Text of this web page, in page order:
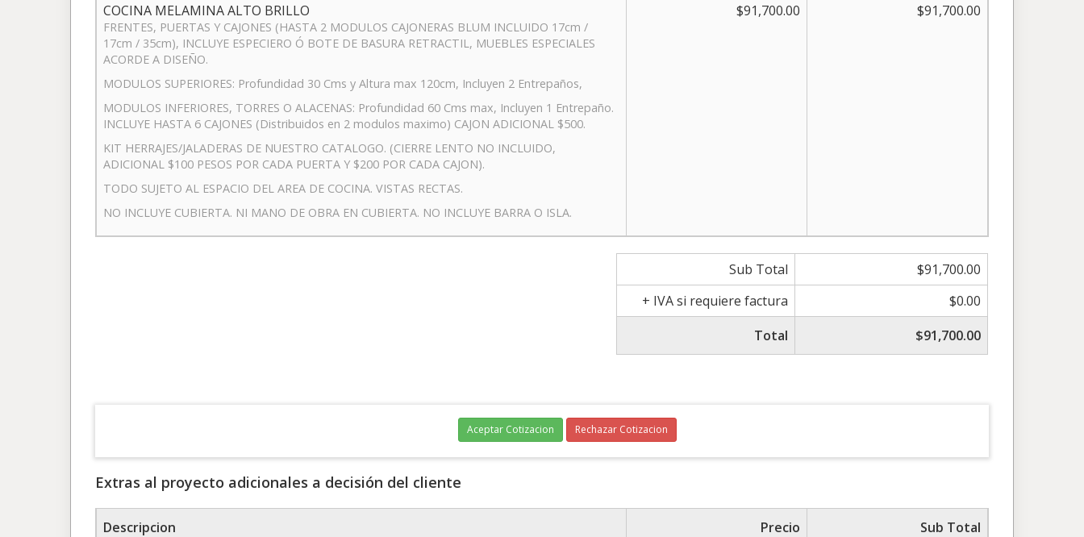
COCINA MELAMINA ALTO BRILLO
FRENTES, PUERTAS Y CAJONES (HASTA 2 MODULOS CAJONERAS BLUM INCLUIDO 17cm /
17cm / 35cm), INCLUYE ESPECIERO Ó BOTE DE BASURA RETRACTIL, MUEBLES ESPECIALES
ACORDE A DISEÑO.
MODULOS SUPERIORES: Profundidad 30 Cms y Altura max 120cm, Incluyen 2 Entrepaños,
MODULOS INFERIORES, TORRES O ALACENAS: Profundidad 60 Cms max, Incluyen 1 Entrepaño.
INCLUYE HASTA 6 CAJONES (Distribuidos en 2 modulos maximo) CAJON ADICIONAL $500.
KIT HERRAJES/JALADERAS DE NUESTRO CATALOGO. (CIERRE LENTO NO INCLUIDO,
ADICIONAL $100 PESOS POR CADA PUERTA Y $200 POR CADA CAJON).
TODO SUJETO AL ESPACIO DEL AREA DE COCINA. VISTAS RECTAS.
NO INCLUYE CUBIERTA. NI MANO DE OBRA EN CUBIERTA. NO INCLUYE BARRA O ISLA.
$91,700.00 $91,700.00
Sub Total
$91,700.00
+ IVA si requiere factura
$0.00
Total
$91,700.00
Aceptar Cotizacion Rechazar Cotizacion
Extras al proyecto adicionales a decisión del cliente
Descripcion Precio
Sub Total